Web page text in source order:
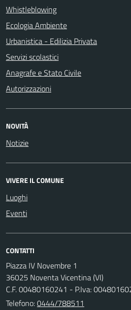
Whistleblowing
Ecologia Ambiente
Urbanistica - Edilizia Privata
Servizi scolastici
Anagrafe e Stato Civile
Autorizzazioni
NOVITÀ
Notizie
VIVERE IL COMUNE
Luoghi
Eventi
CONTATTI
Piazza IV Novembre 1
36025 Noventa Vicentina (VI)
C.F. 00480160241 - P.Iva:
Telefono:0444/788511